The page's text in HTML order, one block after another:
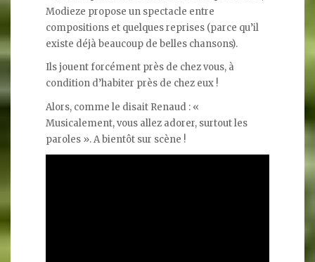
Modieze propose un spectacle entre
compositions et quelques reprises (parce qu’il
existe déjà beaucoup de belles chansons).
Ils jouent forcément près de chez vous, à
condition d’habiter près de chez eux !
Alors, comme le disait Renaud : «
Musicalement, vous allez adorer, surtout les
paroles ». A bientôt sur scène !